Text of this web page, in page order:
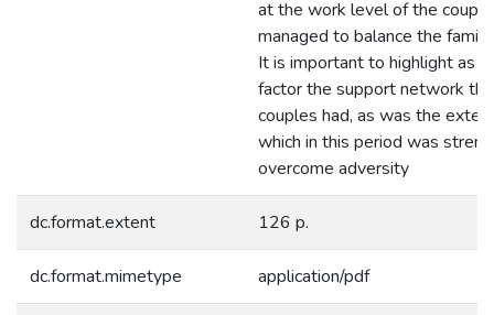
at the work level of the
managed to balance the
It is important to highlight as
factor the support network
couples had, as was the
which in this period was
overcome adversity
dc.format.extent 126 p.
dc.format.mimetype application/pdf